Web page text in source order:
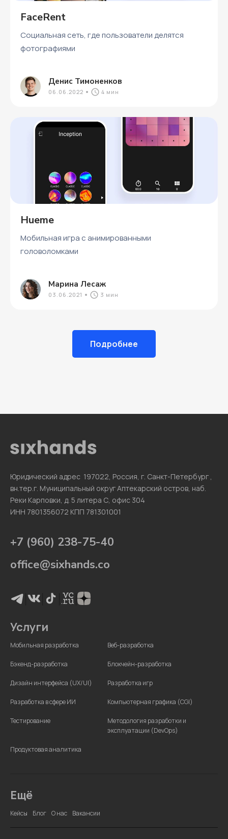
FaceRent
Социальная сеть, где пользователи делятся
фотографиями
Денис Тимоненков
06.06.2022 4 мин
Hueme
Мобильная игра с анимированными
головоломками
Марина Лесаж
03.06.2021 3 мин
Подробнее
Юридический адрес 197022, Россия, г. Санкт-Петербург ,
вн.тер.г. Муниципальный округ Аптекарский остров, наб.
Реки Карповки, д. 5 литера С, офис 304
ИНН 7801356072 КПП 781301001
+7 (960) 238-75-40
office@sixhands.co
Услуги
Мобильная разработка Веб-разработка
Бэкенд-разработка Блокчейн-разработка
Дизайн интерфейса (UX/UI) Разработка игр
Разработка в сфере ИИ Компьютерная графика (CGI)
Тестирование
Методология разработки и
эксплуатации (DevOps)
Продуктовая аналитика
Ещё
Кейсы Блог О нас Вакансии